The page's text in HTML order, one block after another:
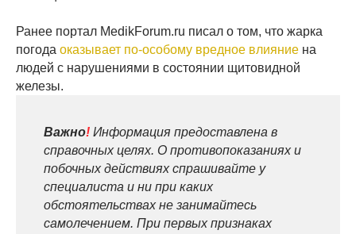
Ранее портал MedikForum.ru писал о том, что жарка
погода оказывает по-особому вредное влияние на
людей с нарушениями в состоянии щитовидной
железы.
Важно! Информация предоставлена в
справочных целях. О противопоказаниях и
побочных действиях спрашивайте у
специалиста и ни при каких
обстоятельствах не занимайтесь
самолечением. При первых признаках